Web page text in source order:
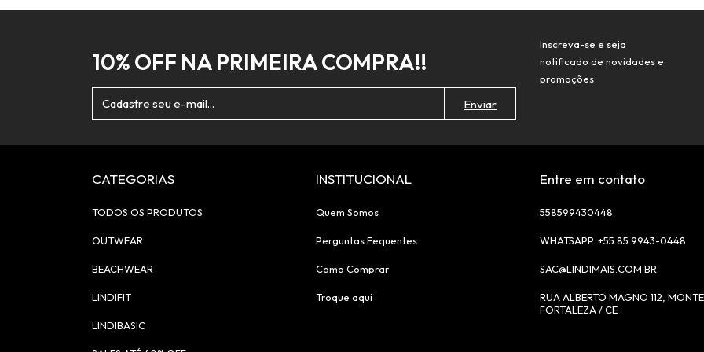
10% OFF NA PRIMEIRA COMPRA!!
Inscreva-se e seja
notificado de novidades e
promoções
CATEGORIAS
TODOS OS PRODUTOS
OUTWEAR
BEACHWEAR
LINDIFIT
LINDIBASIC
INSTITUCIONAL
Quem Somos
Perguntas Fequentes
Como Comprar
Troque aqui
Entre em contato
558599430448
+55 85 9943-0448
SAC@LINDIMAIS.COM.BR
RUA ALBERTO MAGNO 112,
FORTALEZA / CE